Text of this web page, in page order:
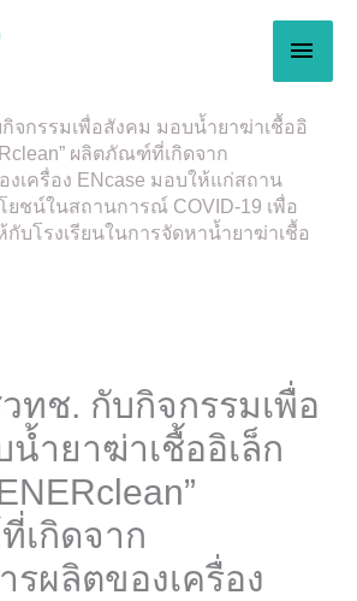
จกรรมเพื่อสังคม มอบน้ำยาฆ่าเชื้ออิ
ผลิตภัณฑ์ที่เกิดจาก
งเครื่อง ENcase มอบให้แก่สถาน
ยชน์ในสถานการณ์ COVID-19 เพื่อ
บโรงเรียนในการจัดหาน้ำยาฆ่าเชื้อ
ทช. กับกิจกรรมเพื่อ
ำยาฆ่าเชื้ออิเล็ก
กิดจาก
รผลิตของเครื่อง